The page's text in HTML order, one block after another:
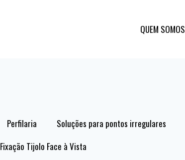
QUEM SOMOS
Perfilaria Soluções para pontos irregulares
Fixação Tijolo Face à Vista